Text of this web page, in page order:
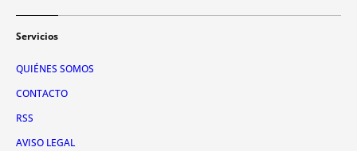
Servicios
QUIÉNES SOMOS
CONTACTO
RSS
AVISO LEGAL